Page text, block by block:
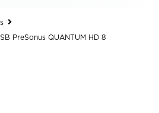
PreSonus QUANTUM HD 8